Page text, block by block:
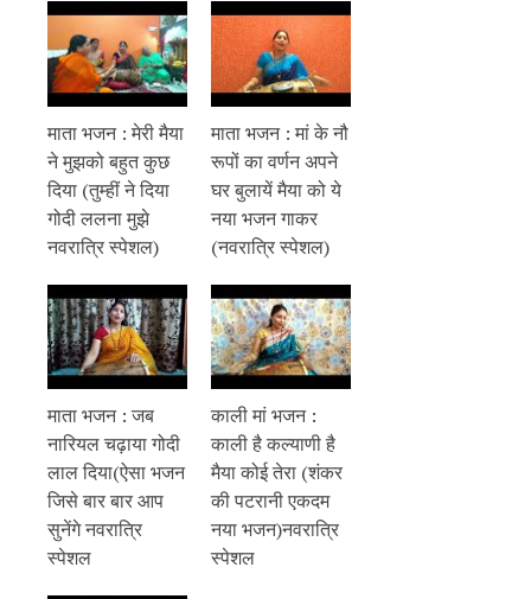
माता भजन : मेरी मैया
ने मुझको बहुत कुछ
दिया (तुम्हीं ने दिया
गोदी ललना मुझे
नवरात्रि स्पेशल)
माता भजन : मां के नौ
रूपों का वर्णन अपने
घर बुलायें मैया को ये
नया भजन गाकर
(नवरात्रि स्पेशल)
माता भजन : जब
नारियल चढ़ाया गोदी
लाल दिया(ऐसा भजन
जिसे बार बार आप
सुनेंगे नवरात्रि
स्पेशल
काली मां भजन :
काली है कल्याणी है
मैया कोई तेरा (शंकर
की पटरानी एकदम
नया भजन)नवरात्रि
स्पेशल